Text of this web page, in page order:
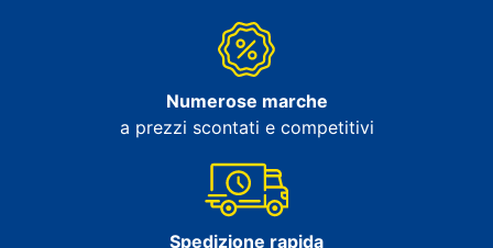
Numerose marche
a prezzi scontati e competitivi
Spedizione rapida